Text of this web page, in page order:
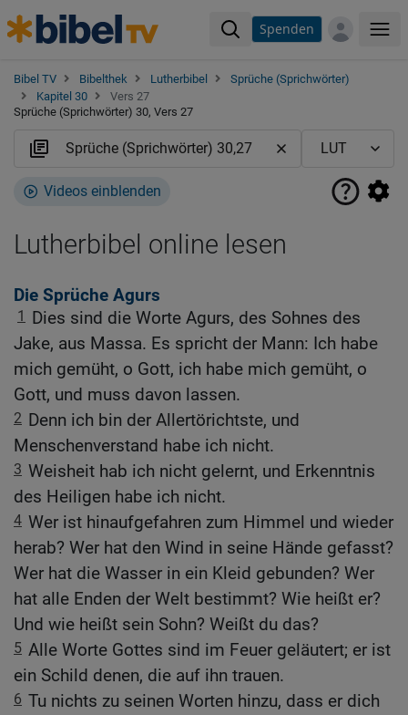
Spenden
Bibel TV Bibelthek Lutherbibel
Sprüche (Sprichwörter)
Kapitel 30
Vers 27
Sprüche (Sprichwörter) 30, Vers 27
Videos einblenden
Lutherbibel online lesen
Die Sprüche Agurs
1
Dies sind die Worte Agurs, des Sohnes des
Jake, aus Massa. Es spricht der Mann: Ich habe
mich gemüht, o Gott, ich habe mich gemüht, o
Gott, und muss davon lassen.
2 Denn ich bin der Allertörichtste, und
Menschenverstand habe ich nicht.
3 Weisheit hab ich nicht gelernt, und Erkenntnis
des Heiligen habe ich nicht.
4 Wer ist hinaufgefahren zum Himmel und wieder
herab? Wer hat den Wind in seine Hände gefasst?
Wer hat die Wasser in ein Kleid gebunden? Wer
hat alle Enden der Welt bestimmt? Wie heißt er?
Und wie heißt sein Sohn? Weißt du das?
5 Alle Worte Gottes sind im Feuer geläutert; er ist
ein Schild denen, die auf ihn trauen.
6 Tu nichts zu seinen Worten hinzu, dass er dich